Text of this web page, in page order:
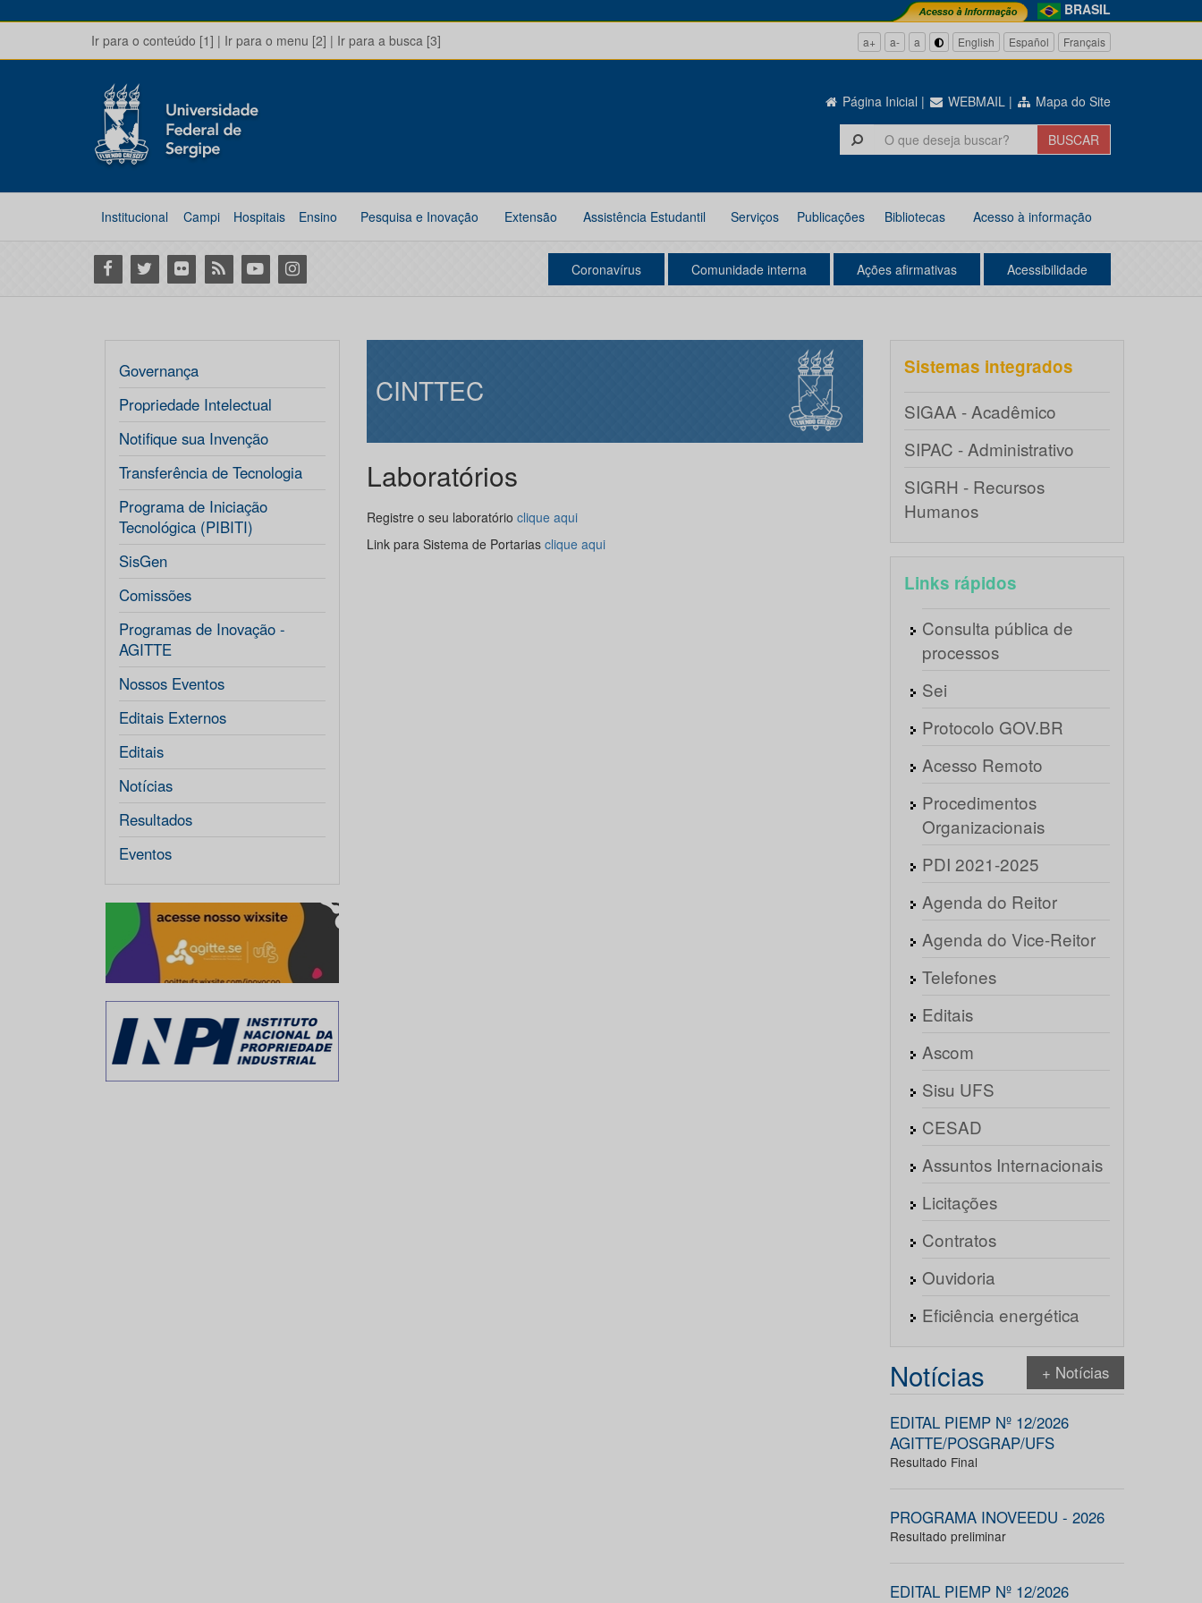
BRASIL
Ir para o conteúdo [1] | Ir para o menu [2] | Ir para a busca [3] a+ a- a English Español Français
Página Inicial | WEBMAIL | Mapa do Site
Institucional Campi Hospitais Ensino Pesquisa e Inovação Extensão Assistência Estudantil Serviços Publicações Bibliotecas Acesso à informação
Facebook
Twitter Flickr RSS YoutubeInstagram Coronavírus Comunidade interna Ações afirmativas Acessibilidade
Governança
Propriedade Intelectual
Notifique sua Invenção
Transferência de Tecnologia
Programa de Iniciação
Tecnológica (PIBITI)
SisGen
Comissões
Programas de Inovação -
AGITTE
Nossos Eventos
Editais Externos
Editais
Notícias
Resultados
Eventos
CINTTEC
Laboratórios
Registre o seu laboratório clique aqui
Link para Sistema de Portariasclique aqui
Sistemas integrados
SIGAA - Acadêmico
SIPAC - Administrativo
SIGRH - Recursos
Humanos
Links rápidos
Consulta pública de
processos
Sei
Protocolo GOV.BR
Acesso Remoto
Procedimentos
Organizacionais
PDI 2021-2025
Agenda do Reitor
Agenda do Vice-Reitor
Telefones
Editais
Ascom
Sisu UFS
CESAD
Assuntos Internacionais
Licitações
Contratos
Ouvidoria
Eficiência energética
Notícias + Notícias
EDITAL PIEMP Nº 12/2026
AGITTE/POSGRAP/UFS
Resultado Final
PROGRAMA INOVEEDU - 2026
Resultado preliminar
EDITAL PIEMP Nº 12/2026